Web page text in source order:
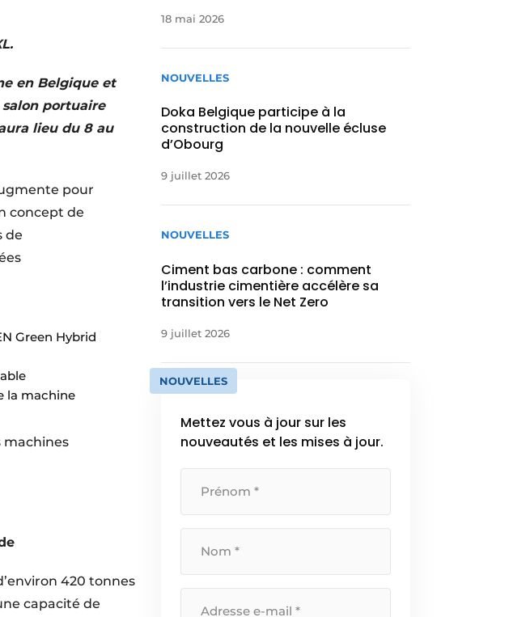
en Belgique et
portuaire
lieu du 8 au
pour
concept de
de
Green Hybrid
la machine
machines
420 tonnes
capacité de
18 mai 2026
NOUVELLES
Doka Belgique participe à la
construction de la nouvelle écluse
d’Obourg
9 juillet 2026
NOUVELLES
Ciment bas carbone : comment
l’industrie cimentière accélère sa
transition vers le Net Zero
9 juillet 2026
NOUVELLES
Mettez vous à jour sur les
nouveautés et les mises à jour.